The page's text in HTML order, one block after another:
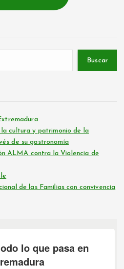
Buscar
cultura y patrimonio de la
de su gastronomía
ALMA contra la Violencia de
de las Familias con convivencia